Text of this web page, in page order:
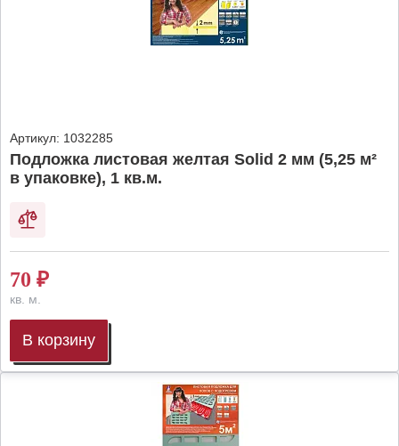
Артикул: 1032285
Подложка листовая желтая Solid 2 мм (5,25 м²
в упаковке), 1 кв.м.
70 ₽
кв. м.
В корзину